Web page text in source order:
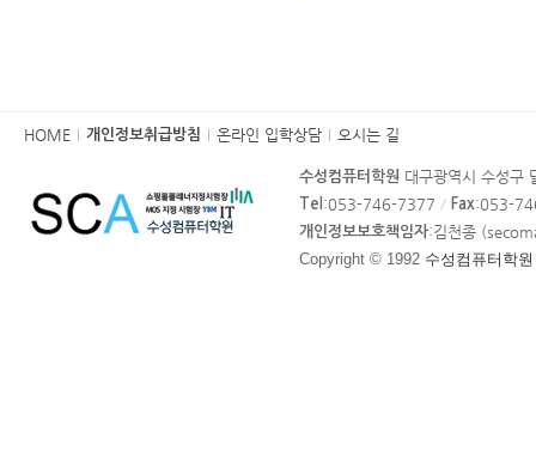
HOME 개인정보취급방침 온라인 입학상담 오시는 길
수성컴퓨터학원 대구광역시 수성
Tel :053-746-7377 / Fax:053-
개인정보보호책임자:김천종
Copyright © 1992 수성컴퓨터학원